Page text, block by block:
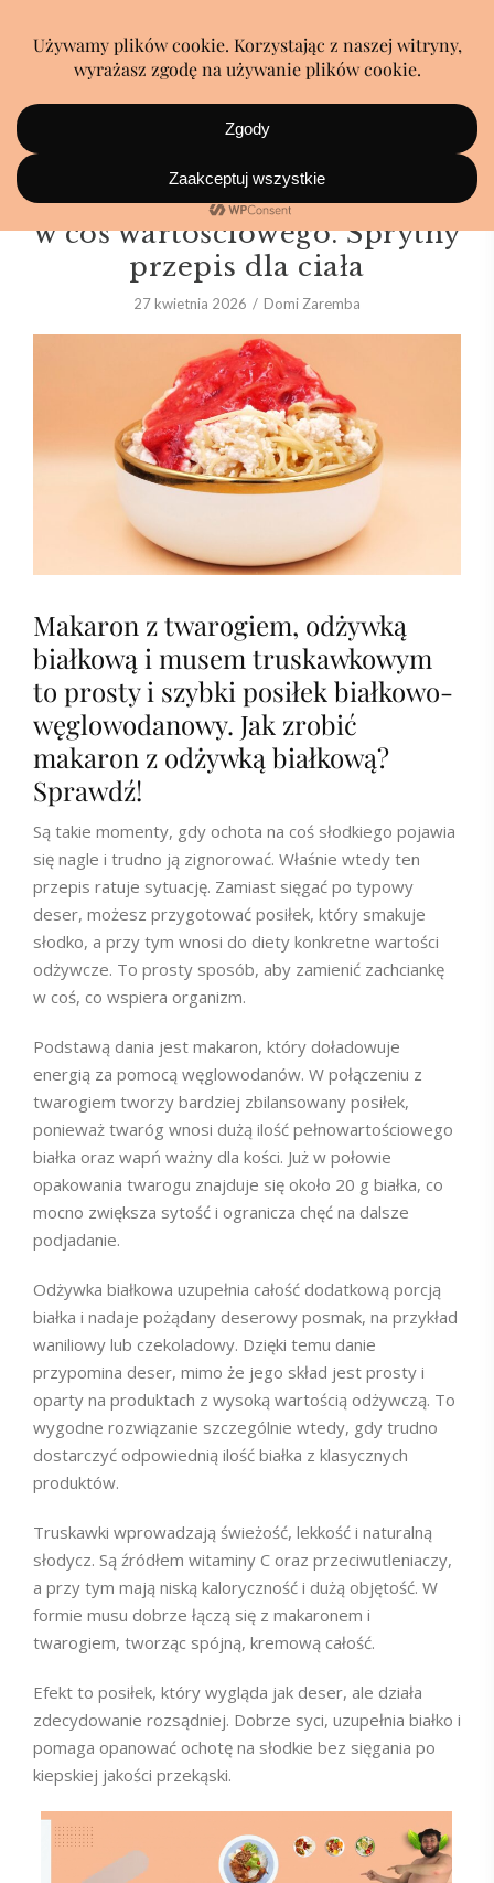
Zamienia słodkie zachcianki
w coś wartościowego. Sprytny
przepis dla ciała
27 kwietnia 2026 Domi Zaremba
Makaron z twarogiem, odżywką
białkową i musem truskawkowym
to prosty i szybki posiłek białkowo-
węglowodanowy. Jak zrobić
makaron z odżywką białkową?
Sprawdź!
Są takie momenty, gdy ochota na coś słodkiego pojawia
się nagle i trudno ją zignorować. Właśnie wtedy ten
przepis ratuje sytuację. Zamiast sięgać po typowy
deser, możesz przygotować posiłek, który smakuje
słodko, a przy tym wnosi do diety konkretne wartości
odżywcze. To prosty sposób, aby zamienić zachciankę
w coś, co wspiera organizm.
Podstawą dania jest makaron, który doładowuje
energią za pomocą węglowodanów. W połączeniu z
twarogiem tworzy bardziej zbilansowany posiłek,
ponieważ twaróg wnosi dużą ilość pełnowartościowego
białka oraz wapń ważny dla kości. Już w połowie
opakowania twarogu znajduje się około 20 g białka, co
mocno zwiększa sytość i ogranicza chęć na dalsze
podjadanie.
Odżywka białkowa uzupełnia całość dodatkową porcją
białka i nadaje pożądany deserowy posmak, na przykład
waniliowy lub czekoladowy. Dzięki temu danie
przypomina deser, mimo że jego skład jest prosty i
oparty na produktach z wysoką wartością odżywczą. To
wygodne rozwiązanie szczególnie wtedy, gdy trudno
dostarczyć odpowiednią ilość białka z klasycznych
produktów.
Truskawki wprowadzają świeżość, lekkość i naturalną
słodycz. Są źródłem witaminy C oraz przeciwutleniaczy,
a przy tym mają niską kaloryczność i dużą objętość. W
formie musu dobrze łączą się z makaronem i
twarogiem, tworząc spójną, kremową całość.
Efekt to posiłek, który wygląda jak deser, ale działa
zdecydowanie rozsądniej. Dobrze syci, uzupełnia białko i
pomaga opanować ochotę na słodkie bez sięgania po
kiepskiej jakości przekąski.